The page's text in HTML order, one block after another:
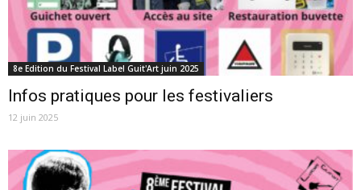
8e Edition du Festival Label Guit'Art juin 2025
Infos pratiques pour les festivaliers
12 juin 2025